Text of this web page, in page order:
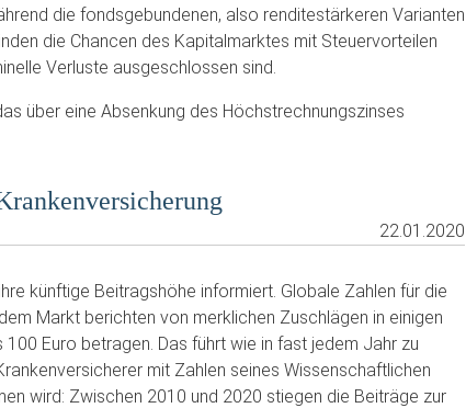
die fondsgebundenen, also renditestärkeren Varianten
die Chancen des Kapitalmarktes mit Steuervorteilen
Verluste ausgeschlossen sind.
über eine Absenkung des Höchstrechnungszinses
22.01.2020
künftige Beitragshöhe informiert. Globale Zahlen für die
Markt berichten von merklichen Zuschlägen in einigen
Euro betragen. Das führt wie in fast jedem Jahr zu
mit Zahlen seines Wissenschaftlichen
wird: Zwischen 2010 und 2020 stiegen die Beiträge zur